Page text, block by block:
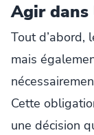
Agir dans
Tout d’abord,
mais
Cette
une décision